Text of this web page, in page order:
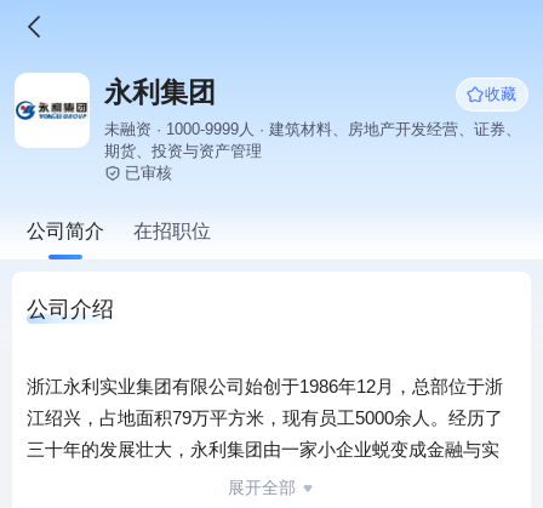
永利集团
收藏
未融资 · 1000-9999人 · 建筑材料、房地产开发经营、证券、
期货、投资与资产管理
已审核
公司简介 在招职位
公司介绍
浙江永利实业集团有限公司始创于1986年12月，总部位于浙
江绍兴，占地面积79万平方米，现有员工5000余人。经历了
三十年的发展壮大，永利集团由一家小企业蜕变成金融与实
业相融合的大型企业集团，现有子公司20余家，已形成传统
展开全部